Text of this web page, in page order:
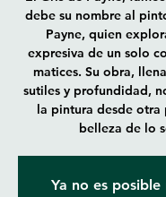
debe su nombre al
Payne, quien
expresiva de un solo
matices. Su obra,
sutiles y profundidad,
la pintura desde otra
belleza de lo
Ya no es posible